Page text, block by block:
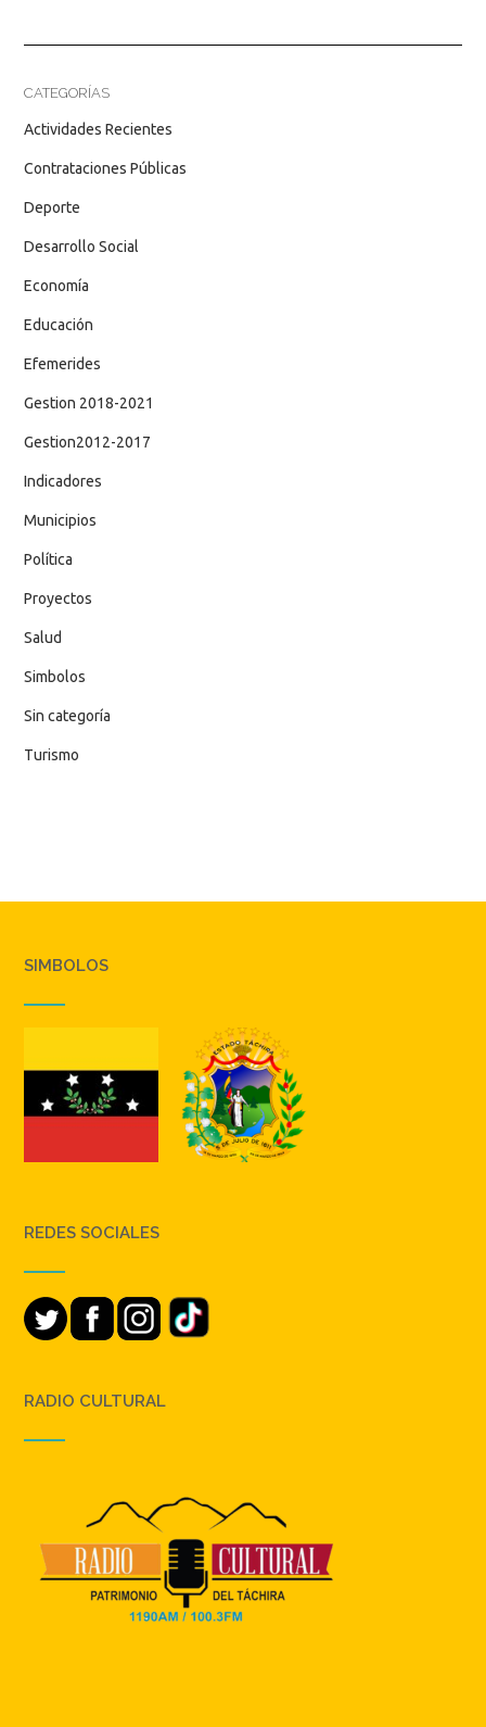
CATEGORÍAS
Actividades Recientes
Contrataciones Públicas
Deporte
Desarrollo Social
Economía
Educación
Efemerides
Gestion 2018-2021
Gestion2012-2017
Indicadores
Municipios
Política
Proyectos
Salud
Simbolos
Sin categoría
Turismo
SIMBOLOS
REDES SOCIALES
RADIO CULTURAL